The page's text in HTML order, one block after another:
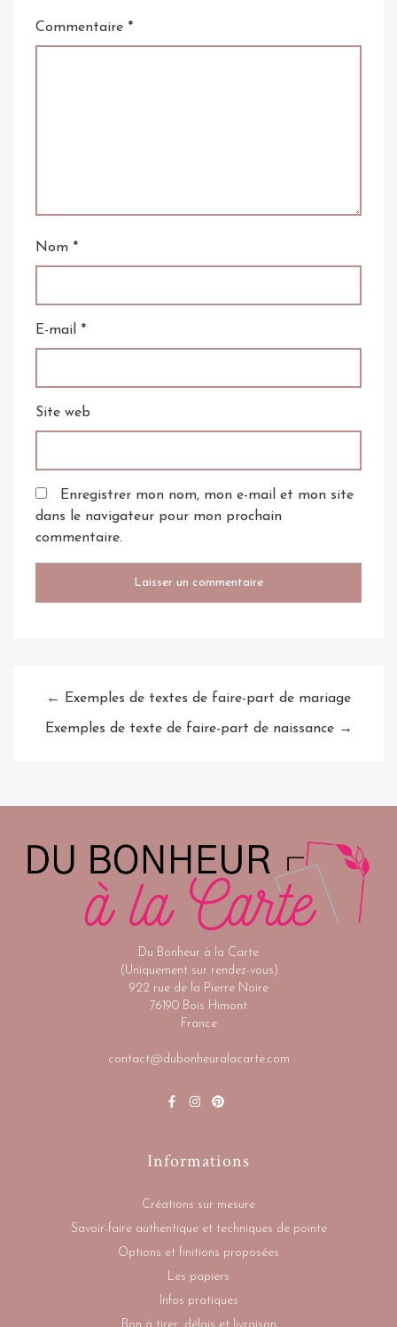
Commentaire *
Nom *
E-mail *
Site web
Enregistrer mon nom, mon e-mail et mon site
dans le navigateur pour mon prochain
commentaire.
← Exemples de textes de faire-part de mariage
Exemples de texte de faire-part de naissance →
Du Bonheur à la Carte
(Uniquement sur rendez-vous)
922 rue de la Pierre Noire
76190 Bois Himont
France
contact@dubonheuralacarte.com
Informations
Créations sur mesure
Savoir-faire authentique et techniques de pointe
Options et finitions proposées
Les papiers
Infos pratiques